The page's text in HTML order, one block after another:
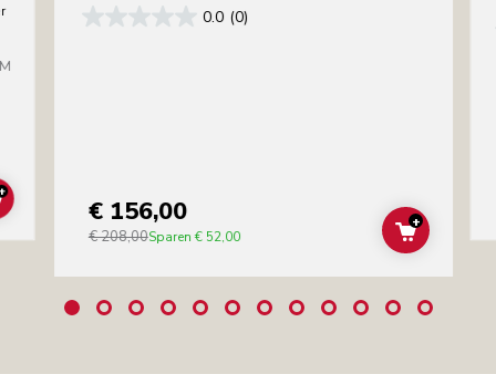
ADD TO CART
0.0 (0)
€ 156,00
€ 208,00Sparen € 52,00 ADD TO
+